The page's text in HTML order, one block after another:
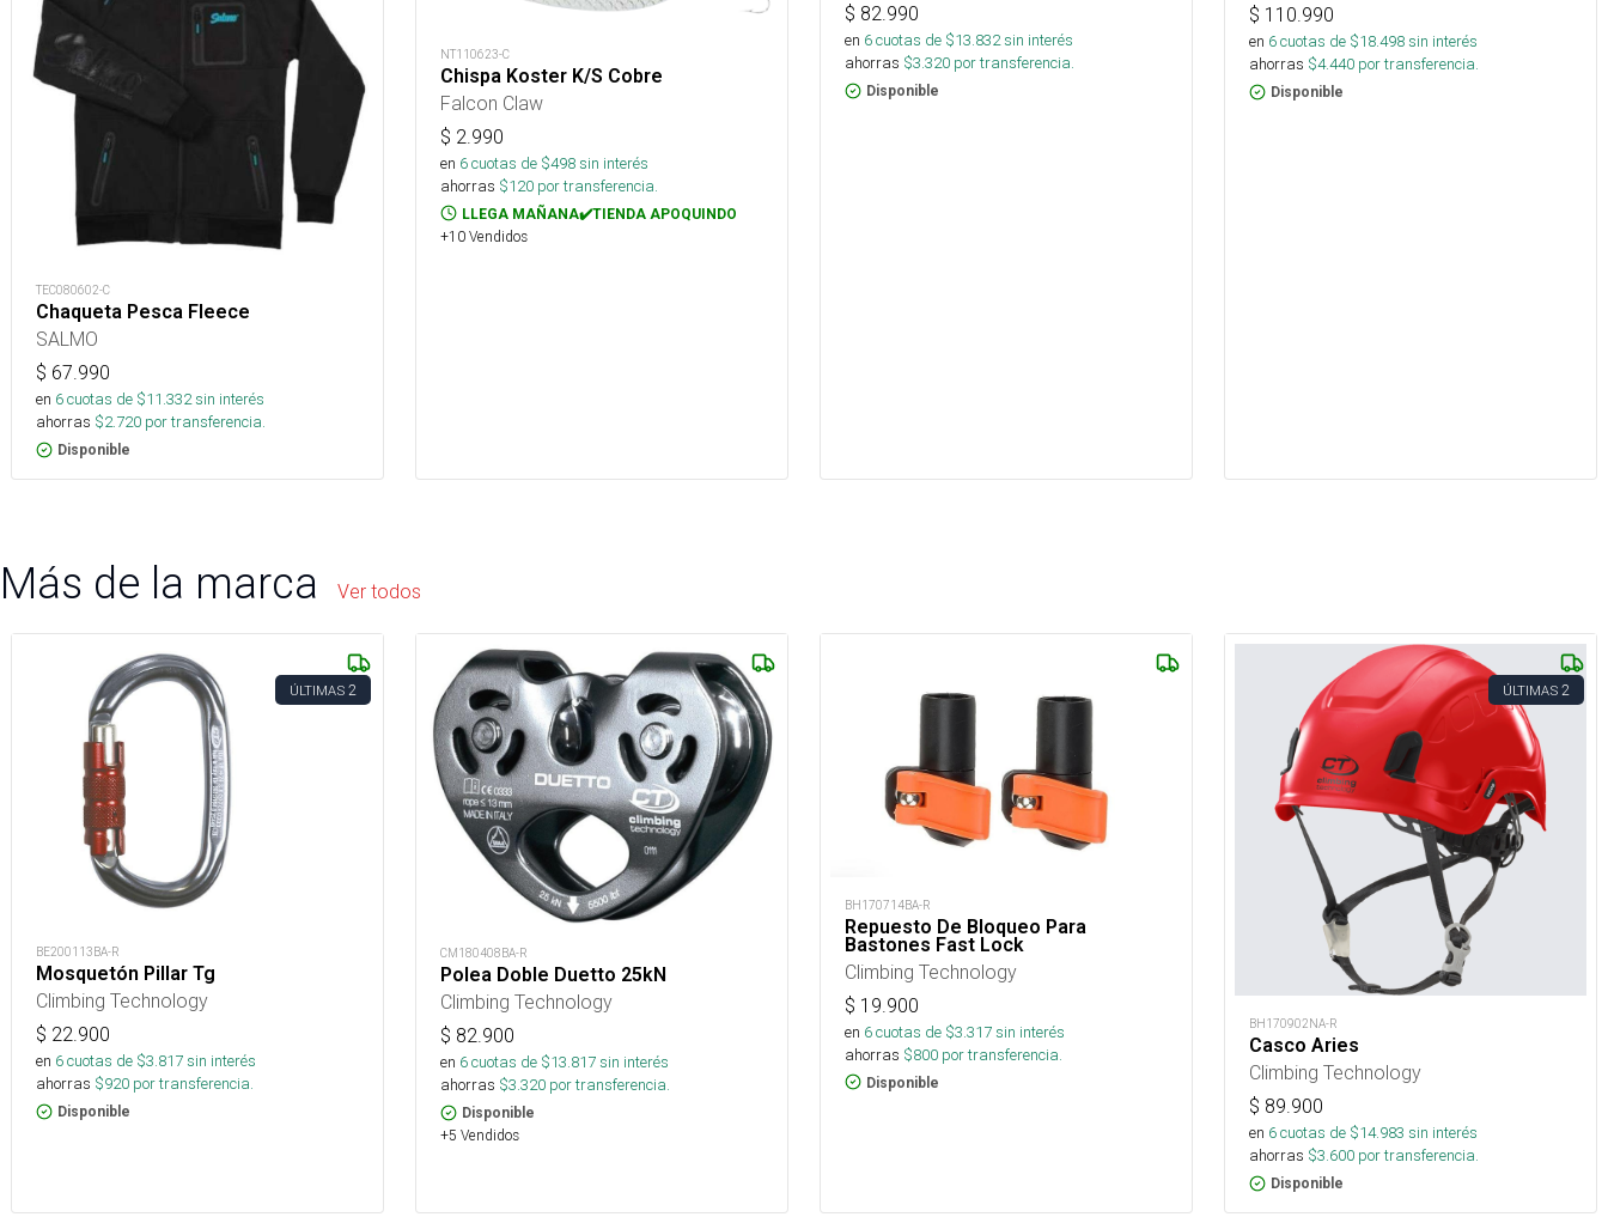
TEC080602-C
Chaqueta Pesca Fleece
SALMO
$ 67.990
en 6cuotas de $11.332sin interés
ahorras $2.720 por transferencia.
Disponible
NT110623-C
Chispa Koster K/S Cobre
Falcon Claw
$ 2.990
en 6cuotas de $498sin interés
ahorras $120 por transferencia.
LLEGA MAÑANA✔️TIENDA APOQUINDO
+10 Vendidos
$ 82.990
en 6cuotas de $13.832sin interés
ahorras $3.320 por transferencia.
Disponible
$ 110.990
en 6cuotas de $18.498sin interés
ahorras $4.440 por transferencia.
Disponible
Más de la marca Ver todos
ÚLTIMAS 2
BE200113BA-R
Mosquetón Pillar Tg
Climbing Technology
$ 22.900
en 6cuotas de $3.817sin interés
ahorras $920 por transferencia.
Disponible
CM180408BA-R
Polea Doble Duetto 25kN
Climbing Technology
$ 82.900
en 6cuotas de $13.817sin interés
ahorras $3.320 por transferencia.
Disponible
+5 Vendidos
BH170714BA-R
Repuesto De Bloqueo Para
Bastones Fast Lock
Climbing Technology
$ 19.900
en 6cuotas de $3.317sin interés
ahorras $800 por transferencia.
Disponible
ÚLTIMAS 2
BH170902NA-R
Casco Aries
Climbing Technology
$ 89.900
en 6cuotas de $14.983 sin interés
ahorras $3.600 por transferencia.
Disponible